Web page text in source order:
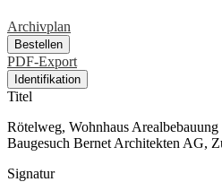
Archivplan
Bestellen
PDF-Export
Identifikation
Titel
Rötelweg, Wohnhaus
Baugesuch Bernet Architekten AG,
Signatur